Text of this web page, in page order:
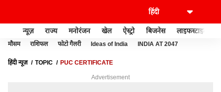
न्यूज़ राज्य मनोरंजन खेल ऐस्ट्रो बिजनेस लाइफस्टाइल
मौसम राशिफल फोटो गैलरी Ideas of India INDIA AT 2047
हिंदी न्यूज़ TOPIC PUC CERTIFICATE
Advertisement